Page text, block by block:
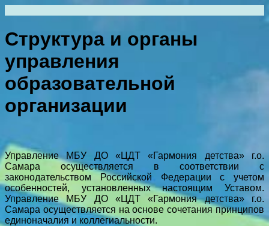
содержимому
Структура и органы
управления
образовательной
организации
Управление МБУ ДО «ЦДТ «Гармония детства» г.о.
Самара осуществляется в соответствии с
законодательством Российской Федерации с учетом
особенностей, установленных настоящим Уставом.
Управление МБУ ДО «ЦДТ «Гармония детства» г.о.
Самара осуществляется на основе сочетания принципов
единоначалия и коллегиальности.